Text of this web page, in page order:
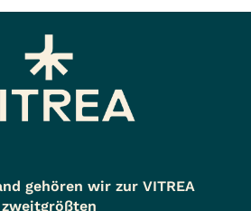
gehören wir zur VITREA